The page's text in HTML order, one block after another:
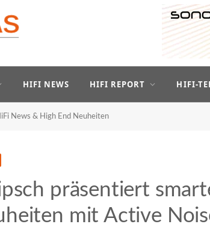
HIFI NEWS HIFI REPORT HIFI-
News & High End Neuheiten
präsentiert
mit Active